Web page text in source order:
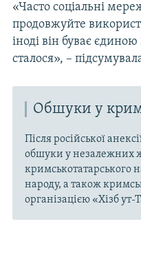
«Часто соціальні
продовжуйте
іноді він буває
сталося», –
Обшуки у
Після російської
обшуки у незалежних
кримськотатарського
народу, а також
організацією «Хізб ут-